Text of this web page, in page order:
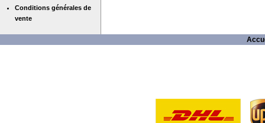
Conditions générales de
vente